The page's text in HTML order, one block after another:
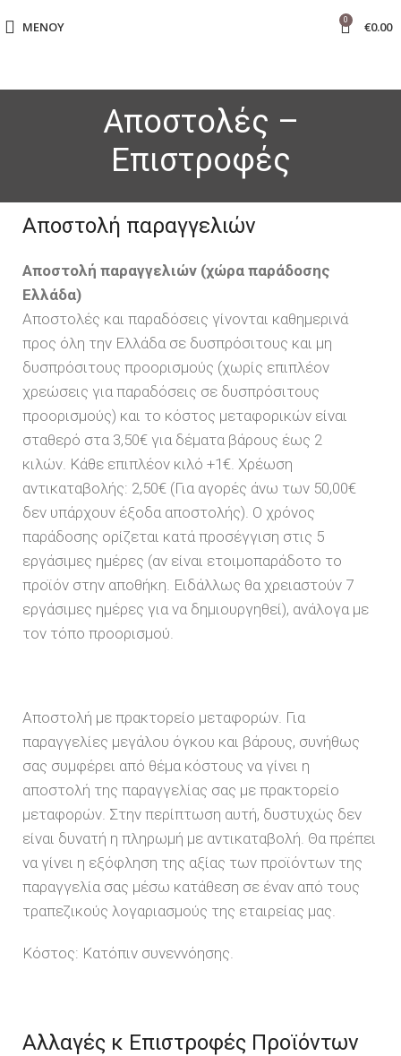
ΜΕΝΟΎ 0 €0.00
Αποστολές –
Επιστροφές
Αποστολή παραγγελιών
Αποστολή παραγγελιών (χώρα παράδοσης
Ελλάδα)
Αποστολές και παραδόσεις γίνονται καθημερινά
προς όλη την Ελλάδα σε δυσπρόσιτους και μη
δυσπρόσιτους προορισμούς (χωρίς επιπλέον
χρεώσεις για παραδόσεις σε δυσπρόσιτους
προορισμούς) και το κόστος μεταφορικών είναι
σταθερό στα 3,50€ για δέματα βάρους έως 2
κιλών. Κάθε επιπλέον κιλό +1€. Χρέωση
αντικαταβολής: 2,50€ (Για αγορές άνω των 50,00€
δεν υπάρχουν έξοδα αποστολής). Ο χρόνος
παράδοσης ορίζεται κατά προσέγγιση στις 5
εργάσιμες ημέρες (αν είναι ετοιμοπαράδοτο το
προϊόν στην αποθήκη. Ειδάλλως θα χρειαστούν 7
εργάσιμες ημέρες για να δημιουργηθεί), ανάλογα με
τον τόπο προορισμού.
Αποστολή με πρακτορείο μεταφορών. Για
παραγγελίες μεγάλου όγκου και βάρους, συνήθως
σας συμφέρει από θέμα κόστους να γίνει η
αποστολή της παραγγελίας σας με πρακτορείο
μεταφορών. Στην περίπτωση αυτή, δυστυχώς δεν
είναι δυνατή η πληρωμή με αντικαταβολή. Θα πρέπει
να γίνει η εξόφληση της αξίας των προϊόντων της
παραγγελία σας μέσω κατάθεση σε έναν από τους
τραπεζικούς λογαριασμούς της εταιρείας μας.
Κόστος: Κατόπιν συνεννόησης.
Αλλαγές κ Επιστροφές Προϊόντων